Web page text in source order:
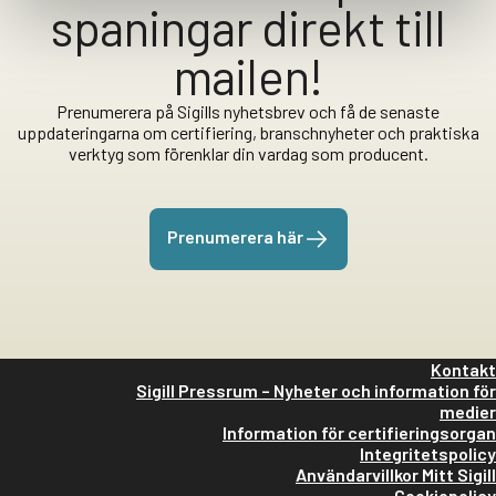
spaningar direkt till
mailen!
Prenumerera på Sigills nyhetsbrev och få de senaste
uppdateringarna om certifiering, branschnyheter och praktiska
verktyg som förenklar din vardag som producent.
Prenumerera här
Kontakt
Sigill Pressrum – Nyheter och information för
medier
Information för certifieringsorgan
Integritetspolicy
Användarvillkor Mitt Sigill